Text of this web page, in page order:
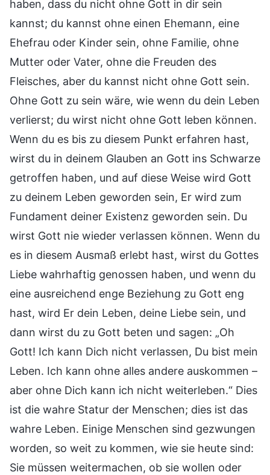
haben, dass du nicht ohne Gott in dir sein
kannst; du kannst ohne einen Ehemann, eine
Ehefrau oder Kinder sein, ohne Familie, ohne
Mutter oder Vater, ohne die Freuden des
Fleisches, aber du kannst nicht ohne Gott sein.
Ohne Gott zu sein wäre, wie wenn du dein Leben
verlierst; du wirst nicht ohne Gott leben können.
Wenn du es bis zu diesem Punkt erfahren hast,
wirst du in deinem Glauben an Gott ins Schwarze
getroffen haben, und auf diese Weise wird Gott
zu deinem Leben geworden sein, Er wird zum
Fundament deiner Existenz geworden sein. Du
wirst Gott nie wieder verlassen können. Wenn du
es in diesem Ausmaß erlebt hast, wirst du Gottes
Liebe wahrhaftig genossen haben, und wenn du
eine ausreichend enge Beziehung zu Gott eng
hast, wird Er dein Leben, deine Liebe sein, und
dann wirst du zu Gott beten und sagen: „Oh
Gott! Ich kann Dich nicht verlassen, Du bist mein
Leben. Ich kann ohne alles andere auskommen –
aber ohne Dich kann ich nicht weiterleben.“ Dies
ist die wahre Statur der Menschen; dies ist das
wahre Leben. Einige Menschen sind gezwungen
worden, so weit zu kommen, wie sie heute sind:
Sie müssen weitermachen, ob sie wollen oder